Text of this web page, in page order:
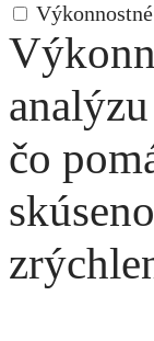
Výkonnostné
čo